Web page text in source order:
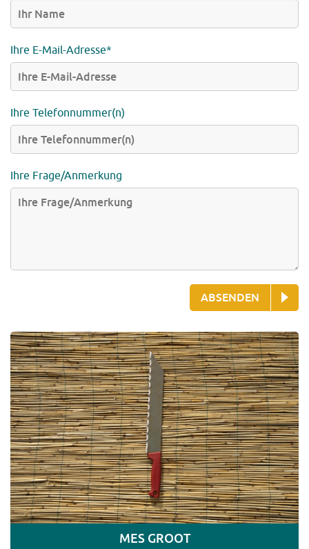
Ihre E-Mail-Adresse*
Ihre Telefonnummer(n)
Ihre Frage/Anmerkung
ABSENDEN
MES GROOT